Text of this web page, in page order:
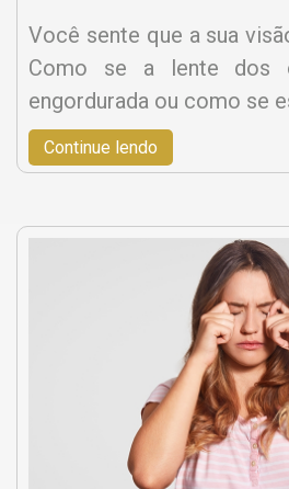
Você sente que a sua
Como se a lente dos
engordurada ou como se
Continue lendo